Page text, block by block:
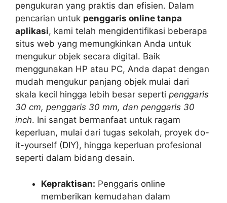
pengukuran yang praktis dan efisien. Dalam
pencarian untuk penggaris online tanpa
aplikasi, kami telah mengidentifikasi beberapa
situs web yang memungkinkan Anda untuk
mengukur objek secara digital. Baik
menggunakan HP atau PC, Anda dapat dengan
mudah mengukur panjang objek mulai dari
skala kecil hingga lebih besar seperti penggaris
30 cm, penggaris 30 mm, dan penggaris 30
inch. Ini sangat bermanfaat untuk ragam
keperluan, mulai dari tugas sekolah, proyek do-
it-yourself (DIY), hingga keperluan profesional
seperti dalam bidang desain.
Kepraktisan: Penggaris online
memberikan kemudahan dalam